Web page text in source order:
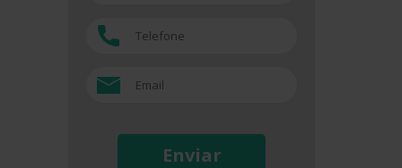
Enviar